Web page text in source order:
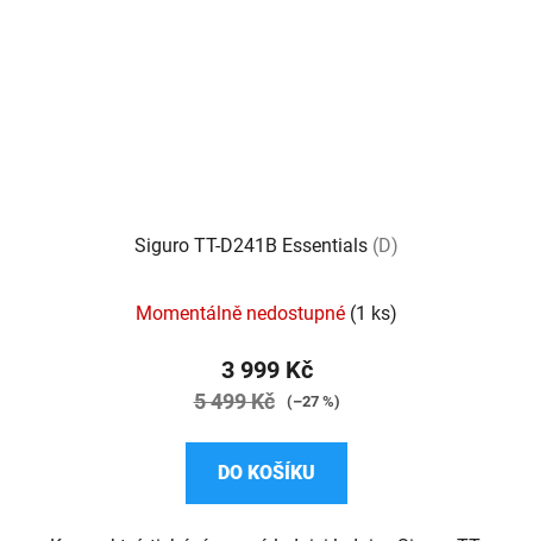
Siguro TT-D241B Essentials (D)
hodnocení
produktu
je
5
Momentálně nedostupné (1 ks)
3 999 Kč
5 499 Kč (–27 %)
DO KOŠÍKU